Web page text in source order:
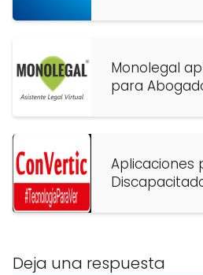
Monolegal
para
Aplicaciones
Deja una respuesta